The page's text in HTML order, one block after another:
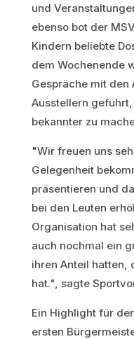
und
ebenso bot der
Kindern beliebte
dem Wochenende
Gespräche mit den
Ausstellern
bekannter zu
"Wir freuen uns
Gelegenheit
präsentieren und
bei den Leuten
Organisation hat
auch nochmal ein
ihren Anteil hatten,
hat.", sagte
Ein Highlight für
ersten